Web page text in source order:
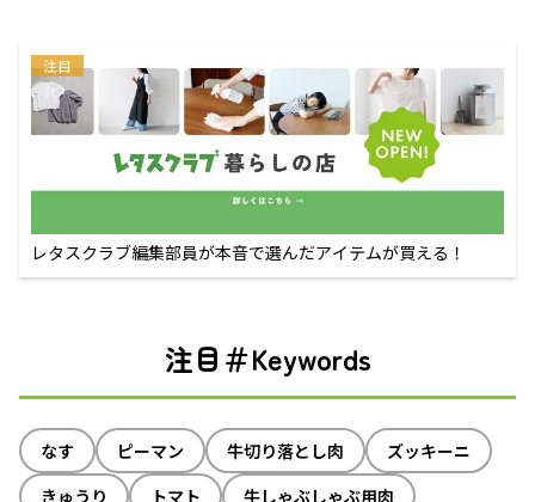
注目
レタスクラブ編集部員が本音で選んだアイテムが買える！
注目＃Keywords
なす ピーマン 牛切り落とし肉
ズッキーニ
きゅうり
トマト
牛しゃぶしゃぶ用肉